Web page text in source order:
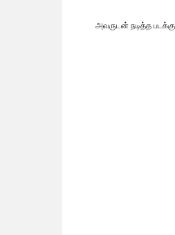
அவருடன் நடித்த